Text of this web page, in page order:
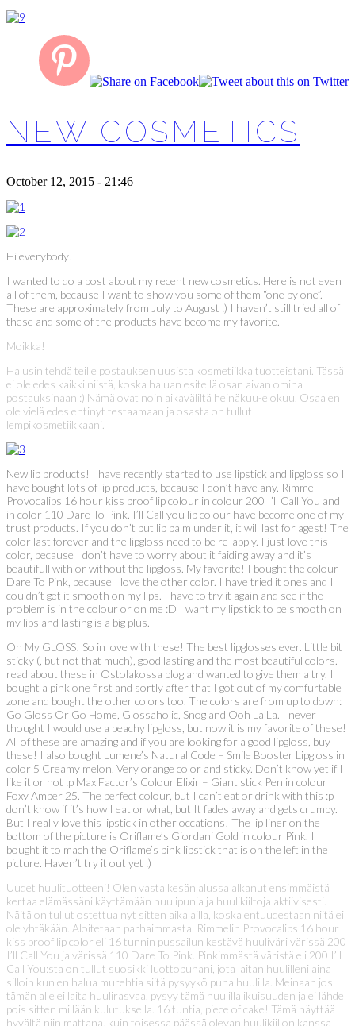
NEW COSMETICS
October 12, 2015 - 21:46
Hi everybody!
I wanted to do a post about my recent new cosmetics. Here is not even
all of them, because I want to show you some of them “one by one”.
These are approximately from July to August :) I haven’t still tried all of
these and some of the products have become my favorite.
Moikka!
Halusin tehdä teille postauksen uusista kosmetiikka tuotteistani. Tässä
ei ole edes kaikki niistä, koska haluan esitellä osan aivan omina
postauksinaan :) Nämä ovat noin aikaväliltä heinäkuu-elokuu. Osaa en
ole vielä edes ehtinyt testaamaan ja osasta on tullut
lempikosmetiikkaani.
New lip products! I have recently started to use lipstick and lipgloss so I
have bought lots of lip products, because I don’t have any. Rimmel
Provocalips 16 hour kiss proof lip colour in colour 200 I’ll Call You and
in color 110 Dare To Pink. I’ll Call you lip colour have become one of my
trust products. If you don’t put lip balm under it, it will last for agest! The
color last forever and the lipgloss need to be re-apply. I just love this
color, because I don’t have to worry about it faiding away and it’s
beautifull with or without the lipgloss. My favorite! I bought the colour
Dare To Pink, because I love the other color. I have tried it ones and I
couldn’t get it smooth on my lips. I have to try it again and see if the
problem is in the colour or on me :D I want my lipstick to be smooth on
my lips and lasting is a big plus.
Oh My GLOSS! So in love with these! The best lipglosses ever. Little bit
sticky (, but not that much), good lasting and the most beautiful colors. I
read about these in Ostolakossa blog and wanted to give them a try. I
bought a pink one first and sortly after that I got out of my comfurtable
zone and bought the other colors too. The colors are from up to down:
Go Gloss Or Go Home, Glossaholic, Snog and Ooh La La. I never
thought I would use a peachy lipgloss, but now it is my favorite of these!
All of these are amazing and if you are looking for a good lipgloss, buy
these! I also bought Lumene’s Natural Code – Smile Booster Lipgloss in
color 5 Creamy melon. Very orange color and sticky. Don’t know yet if I
like it or not :p Max Factor’s Colour Elixir – Giant stick Pen in colour
Foxy Amber 25. The perfect colour, but I can’t eat or drink with this :p I
don’t know if it’s how I eat or what, but It fades away and gets crumby.
But I really love this lipstick in other occations! The lip liner on the
bottom of the picture is Oriflame’s Giordani Gold in colour Pink. I
bought it to mach the Oriflame’s pink lipstick that is on the left in the
picture. Haven’t try it out yet :)
Uudet huulituotteeni! Olen vasta kesän alussa alkanut ensimmäistä
kertaa elämässäni käyttämään huulipunia ja huulikiiltoja aktiivisesti.
Näitä on tullut ostettua nyt sitten aikalailla, koska entuudestaan niitä ei
ole yhtäkään. Aloitetaan parhaimmasta. Rimmelin Provocalips 16 hour
kiss proof lip color eli 16 tunnin pussailun kestävä huuliväri värissä 200
I’ll Call You ja värissä 110 Dare To Pink. Pinkimmästä väristä eli 200 I’ll
Call You:sta on tullut suosikki luottopunani, jota laitan huulilleni aina
silloin kun en halua murehtia siitä pysyykö puna huulilla. Meinaan jos
tämän alle ei laita huulirasvaa, pysyy tämä huulilla ikuisuuden ja ei lähde
pois sitten millään kulutuksella. 16 tuntia, piece of cake! Tämä näyttää
hyvältä niin mattana, kuin toisessa päässä olevan huulikiillon kanssa